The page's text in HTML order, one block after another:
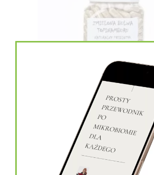
topinambur w kapsułkach